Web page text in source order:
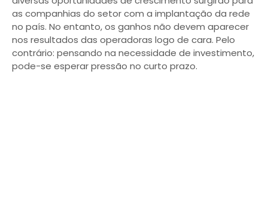
as companhias do setor com a implantação da rede
no país. No entanto, os ganhos não devem aparecer
nos resultados das operadoras logo de cara. Pelo
contrário: pensando na necessidade de investimento,
pode-se esperar pressão no curto prazo.